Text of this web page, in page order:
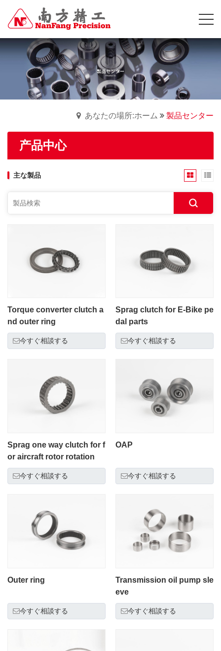
あなたの場所:ホーム 製品センター
产品中心
主な製品
Torque converter clutch a
nd outer ring
今すぐ相談する
Sprag clutch for E-Bike pe
dal parts
今すぐ相談する
Sprag one way clutch for f
or aircraft rotor rotation
今すぐ相談する
OAP
今すぐ相談する
Outer ring
今すぐ相談する
Transmission oil pump sle
eve
今すぐ相談する